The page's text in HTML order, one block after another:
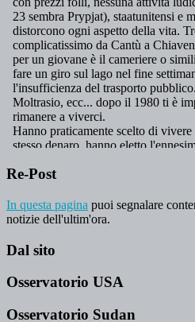
Re-Post
In questa pagina puoi segnalare
notizie dell'ultim'ora.
Dal sito
Osservatorio USA
Osservatorio Sudan